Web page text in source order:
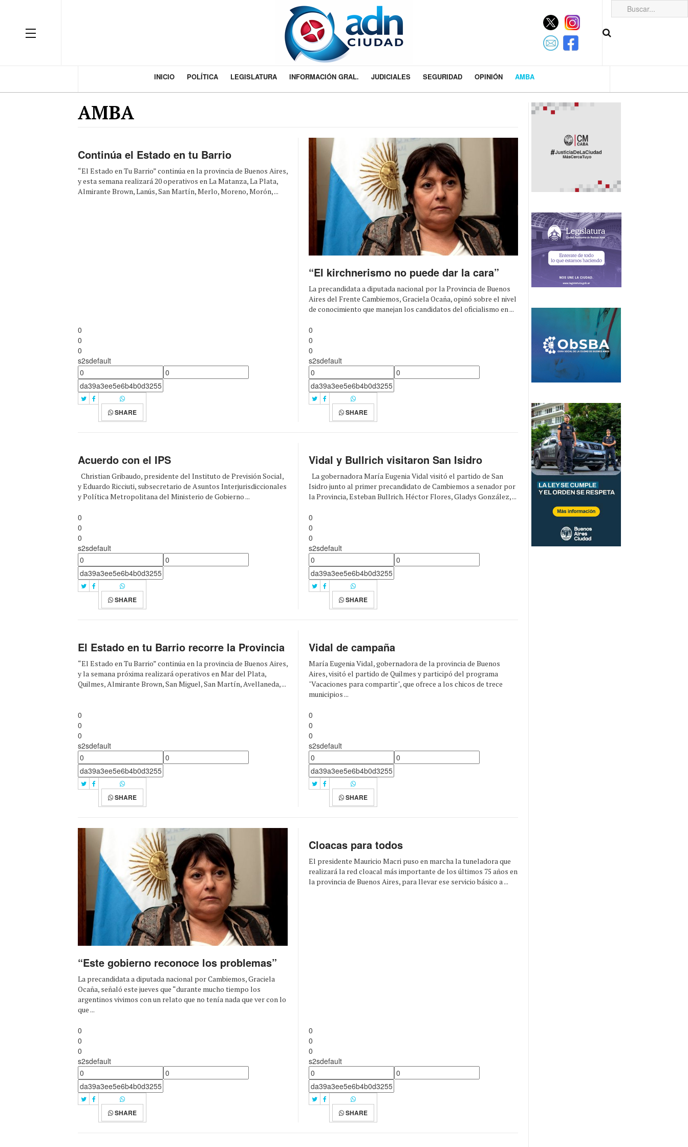
INICIO POLÍTICA LEGISLATURA INFORMACIÓN GRAL. JUDICIALES SEGURIDAD OPINIÓN AMBA
AMBA
Continúa el Estado en tu Barrio
“El Estado en Tu Barrio” continúa en la provincia de Buenos Aires,
y esta semana realizará 20 operativos en La Matanza, La Plata,
Almirante Brown, Lanús, San Martín, Merlo, Moreno, Morón, ...
0
0
0
s2sdefault
SHARE
“El kirchnerismo no puede dar la cara”
La precandidata a diputada nacional por la Provincia de Buenos
Aires del Frente Cambiemos, Graciela Ocaña, opinó sobre el nivel
de conocimiento que manejan los candidatos del oficialismo en ...
0
0
0
s2sdefault
SHARE
Acuerdo con el IPS
Christian Gribaudo, presidente del Instituto de Previsión Social,
y Eduardo Ricciuti, subsecretario de Asuntos Interjurisdiccionales
y Política Metropolitana del Ministerio de Gobierno ...
0
0
0
s2sdefault
SHARE
Vidal y Bullrich visitaron San Isidro
La gobernadora María Eugenia Vidal visitó el partido de San
Isidro junto al primer precandidato de Cambiemos a senador por
la Provincia, Esteban Bullrich. Héctor Flores, Gladys González, ...
0
0
0
s2sdefault
SHARE
El Estado en tu Barrio recorre la Provincia
“El Estado en Tu Barrio” continúa en la provincia de Buenos Aires,
y la semana próxima realizará operativos en Mar del Plata,
Quilmes, Almirante Brown, San Miguel, San Martín, Avellaneda, ...
0
0
0
s2sdefault
SHARE
Vidal de campaña
María Eugenia Vidal, gobernadora de la provincia de Buenos
Aires, visitó el partido de Quilmes y participó del programa
"Vacaciones para compartir", que ofrece a los chicos de trece
municipios ...
0
0
0
s2sdefault
SHARE
“Este gobierno reconoce los problemas”
La precandidata a diputada nacional por Cambiemos, Graciela
Ocaña, señaló este jueves que “durante mucho tiempo los
argentinos vivimos con un relato que no tenía nada que ver con lo
que ...
0
0
0
s2sdefault
SHARE
Cloacas para todos
El presidente Mauricio Macri puso en marcha la tuneladora que
realizará la red cloacal más importante de los últimos 75 años en
la provincia de Buenos Aires, para llevar ese servicio básico a ...
0
0
0
s2sdefault
SHARE